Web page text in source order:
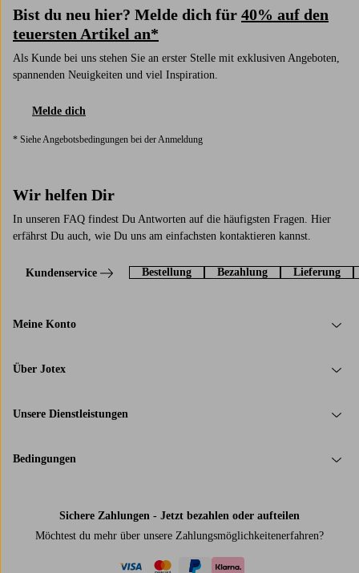
Bist du neu hier? Melde dich für 40% auf den
teuersten Artikel an*
Als Kunde bei uns stehen Sie an erster Stelle mit exklusiven Angeboten,
spannenden Neuigkeiten und viel Inspiration.
Melde dich
* Siehe Angebotsbedingungen bei der Anmeldung
Wir helfen Dir
In unseren FAQ findest Du Antworten auf die häufigsten Fragen. Hier
erfährst Du auch, wie Du uns am einfachsten kontaktieren kannst.
Kundenservice Bestellung Bezahlung Lieferung
Meine Konto
Über Jotex
Unsere Dienstleistungen
Bedingungen
Sichere Zahlungen - Jetzt bezahlen oder aufteilen
Möchtest du mehr über unsere Zahlungsmöglichkeitenerfahren?